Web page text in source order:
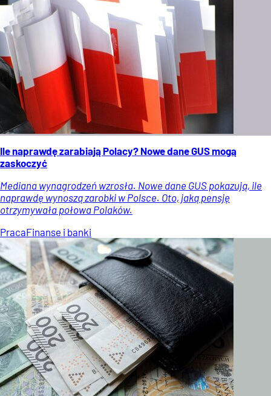
Ile naprawdę zarabiają Polacy? Nowe dane GUS mogą
zaskoczyć
Mediana wynagrodzeń wzrosła. Nowe dane GUS pokazują, ile
naprawdę wynoszą zarobki w Polsce. Oto, jaką pensję
otrzymywała połowa Polaków.
PracaFinanse i banki